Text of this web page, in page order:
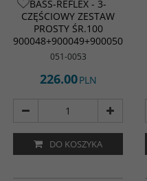
BASS-REFLEX - 3-
CZĘŚCIOWY ZESTAW
PROSTY ŚR.100
900048+900049+900050
051-0053
226.00PLN
DO KOSZYKA